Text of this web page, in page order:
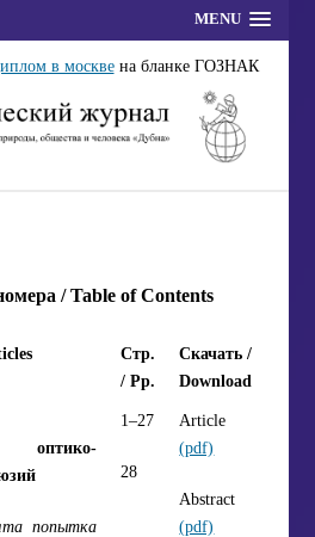
MENU
в москвена бланке ГОЗНАК
/ Table of Contents
Стр.
/ Pp.
Скачать /
Download
попытка
1–27
28
Article
(pdf)
Abstract
(pdf)